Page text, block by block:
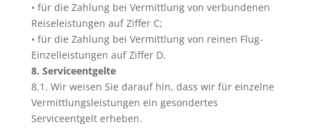
• für die Zahlung bei Vermittlung von verbundenen
Reiseleistungen auf Ziffer C;
• für die Zahlung bei Vermittlung von reinen Flug-
Einzelleistungen auf Ziffer D.
8. Serviceentgelte
8.1. Wir weisen Sie darauf hin, dass wir für einzelne
Vermittlungsleistungen ein gesondertes
Serviceentgelt erheben.